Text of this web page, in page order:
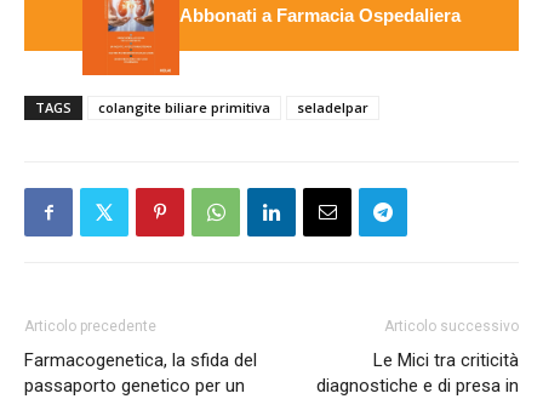
Abbonati a Farmacia Ospedaliera
TAGS colangite biliare primitiva seladelpar
Articolo precedente
Farmacogenetica, la sfida del
passaporto genetico per un
Articolo successivo
Le Mici tra criticità
diagnostiche e di presa in